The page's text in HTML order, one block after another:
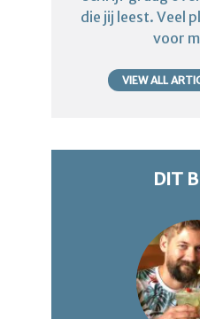
die jij leest. Veel
voor
VIEW ALL
DIT